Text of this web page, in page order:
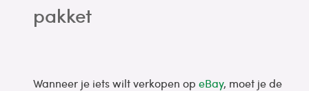
pakket
Wanneer je iets wilt verkopen op eBay, moet je de